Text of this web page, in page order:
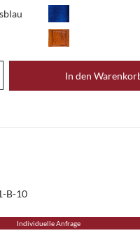
In den
B-10
Individuelle Anfrage